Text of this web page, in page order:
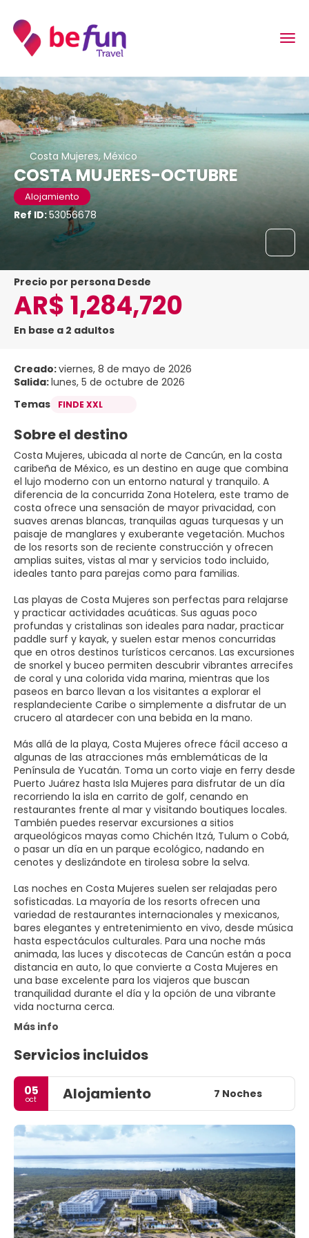
Costa Mujeres, México
COSTA MUJERES-OCTUBRE
Alojamiento
Ref ID:53056678
precio por persona Desde
AR$ 1,284,720
En base a 2 adultos
Creado:viernes, 8 de mayo de 2026
Salida:lunes, 5 de octubre de 2026
Temas
FINDE XXL
Sobre el destino
Costa Mujeres, ubicada al norte de Cancún, en la costa
caribeña de México, es un destino en auge que combina
el lujo moderno con un entorno natural y tranquilo. A
diferencia de la concurrida Zona Hotelera, este tramo de
costa ofrece una sensación de mayor privacidad, con
suaves arenas blancas, tranquilas aguas turquesas y un
paisaje de manglares y exuberante vegetación. Muchos
de los resorts son de reciente construcción y ofrecen
amplias suites, vistas al mar y servicios todo incluido,
ideales tanto para parejas como para familias.
Las playas de Costa Mujeres son perfectas para relajarse
y practicar actividades acuáticas. Sus aguas poco
profundas y cristalinas son ideales para nadar, practicar
paddle surf y kayak, y suelen estar menos concurridas
que en otros destinos turísticos cercanos. Las excursiones
de snorkel y buceo permiten descubrir vibrantes arrecifes
de coral y una colorida vida marina, mientras que los
paseos en barco llevan a los visitantes a explorar el
resplandeciente Caribe o simplemente a disfrutar de un
crucero al atardecer con una bebida en la mano.
Más allá de la playa, Costa Mujeres ofrece fácil acceso a
algunas de las atracciones más emblemáticas de la
Península de Yucatán. Toma un corto viaje en ferry desde
Puerto Juárez hasta Isla Mujeres para disfrutar de un día
recorriendo la isla en carrito de golf, cenando en
restaurantes frente al mar y visitando boutiques locales.
También puedes reservar excursiones a sitios
arqueológicos mayas como Chichén Itzá, Tulum o Cobá,
o pasar un día en un parque ecológico, nadando en
cenotes y deslizándote en tirolesa sobre la selva.
Las noches en Costa Mujeres suelen ser relajadas pero
sofisticadas. La mayoría de los resorts ofrecen una
variedad de restaurantes internacionales y mexicanos,
bares elegantes y entretenimiento en vivo, desde música
hasta espectáculos culturales. Para una noche más
animada, las luces y discotecas de Cancún están a poca
distancia en auto, lo que convierte a Costa Mujeres en
una base excelente para los viajeros que buscan
tranquilidad durante el día y la opción de una vibrante
vida nocturna cerca.
Más info
Servicios incluidos
05
oct Alojamiento 7 Noches